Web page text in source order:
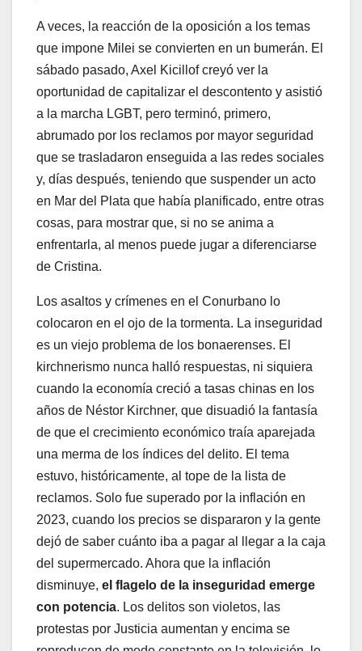
A veces, la reacción de la oposición a los temas
que impone Milei se convierten en un bumerán. El
sábado pasado, Axel Kicillof creyó ver la
oportunidad de capitalizar el descontento y asistió
a la marcha LGBT, pero terminó, primero,
abrumado por los reclamos por mayor seguridad
que se trasladaron enseguida a las redes sociales
y, días después, teniendo que suspender un acto
en Mar del Plata que había planificado, entre otras
cosas, para mostrar que, si no se anima a
enfrentarla, al menos puede jugar a diferenciarse
de Cristina.
Los asaltos y crímenes en el Conurbano lo
colocaron en el ojo de la tormenta. La inseguridad
es un viejo problema de los bonaerenses. El
kirchnerismo nunca halló respuestas, ni siquiera
cuando la economía creció a tasas chinas en los
años de Néstor Kirchner, que disuadió la fantasía
de que el crecimiento económico traía aparejada
una merma de los índices del delito. El tema
estuvo, históricamente, al tope de la lista de
reclamos. Solo fue superado por la inflación en
2023, cuando los precios se dispararon y la gente
dejó de saber cuánto iba a pagar al llegar a la caja
del supermercado. Ahora que la inflación
disminuye, el flagelo de la inseguridad emerge
con potencia. Los delitos son violetos, las
protestas por Justicia aumentan y encima se